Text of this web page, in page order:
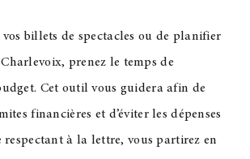
vos billets de spectacles ou de planifier
prenez le temps de
Cet outil vous guidera afin de
financières et d’éviter les dépenses
respectant à la lettre, vous partirez en